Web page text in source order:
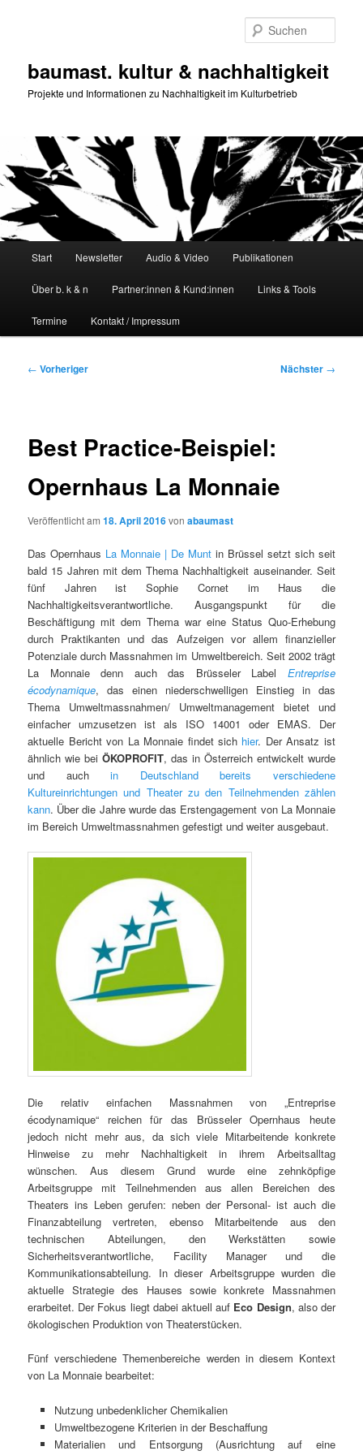
baumast. kultur & nachhaltigkeit
Projekte und Informationen zu Nachhaltigkeit im Kulturbetrieb
Start Newsletter Audio & Video Publikationen
Über b. k & n Partner:innen & Kund:innen Links & Tools
Termine Kontakt / Impressum
Beitragsnavigation
← Vorheriger Nächster →
Best Practice-Beispiel:
Opernhaus La Monnaie
Veröffentlicht am18. April 2016vonabaumast
Das Opernhaus La Monnaie | De Munt in Brüssel setzt sich seit
bald 15 Jahren mit dem Thema Nachhaltigkeit auseinander. Seit
fünf Jahren ist Sophie Cornet im Haus die
Nachhaltigkeitsverantwortliche. Ausgangspunkt für die
Beschäftigung mit dem Thema war eine Status Quo-Erhebung
durch Praktikanten und das Aufzeigen vor allem finanzieller
Potenziale durch Massnahmen im Umweltbereich. Seit 2002 trägt
La Monnaie denn auch das Brüsseler Label Entreprise
écodynamique,das einen niederschwelligen Einstieg in das
Thema Umweltmassnahmen/ Umweltmanagement bietet und
einfacher umzusetzen ist als ISO 14001 oder EMAS. Der
aktuelle Bericht von La Monnaie findet sich hier. Der Ansatz ist
ähnlich wie beiÖKOPROFIT, das in Österreich entwickelt wurde
und auchin Deutschland bereits verschiedene
Kultureinrichtungen und Theater zu den Teilnehmenden zählen
kann. Über die Jahre wurde das Erstengagement von La Monnaie
im Bereich Umweltmassnahmen gefestigt und weiter ausgebaut.
Die relativ einfachen Massnahmen von „Entreprise
écodynamique“ reichen für das Brüsseler Opernhaus heute
jedoch nicht mehr aus, da sich viele Mitarbeitende konkrete
Hinweise zu mehr Nachhaltigkeit in ihrem Arbeitsalltag
wünschen. Aus diesem Grund wurde eine zehnköpfige
Arbeitsgruppe mit Teilnehmenden aus allen Bereichen des
Theaters ins Leben gerufen: neben der Personal- ist auch die
Finanzabteilung vertreten, ebenso Mitarbeitende aus den
technischen Abteilungen, den Werkstätten sowie
Sicherheitsverantwortliche, Facility Manager und die
Kommunikationsabteilung. In dieser Arbeitsgruppe wurden die
aktuelle Strategie des Hauses sowie konkrete Massnahmen
erarbeitet. Der Fokus liegt dabei aktuell auf Eco Design, also der
ökologischen Produktion von Theaterstücken.
Fünf verschiedene Themenbereiche werden in diesem Kontext
von La Monnaie bearbeitet:
Nutzung unbedenklicher Chemikalien
Umweltbezogene Kriterien in der Beschaffung
Materialien und Entsorgung (Ausrichtung auf eine